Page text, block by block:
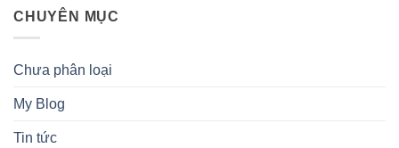
CHUYÊN MỤC
Chưa phân loại
My Blog
Tin tức